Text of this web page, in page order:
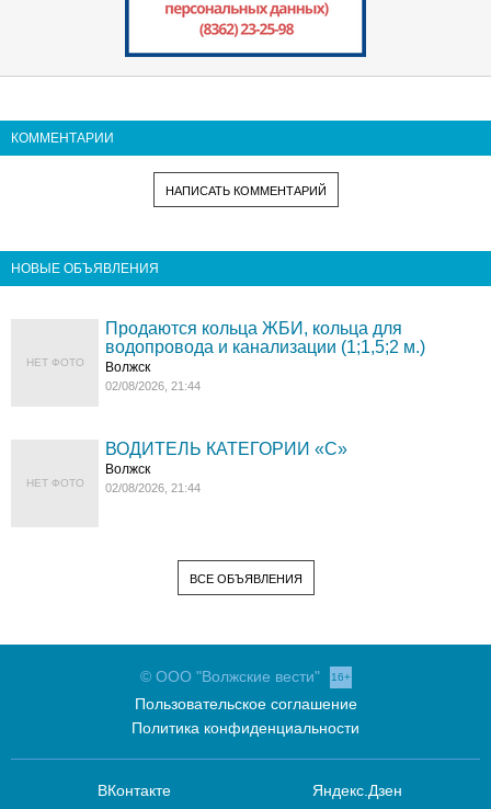
КОММЕНТАРИИ
НАПИСАТЬ КОММЕНТАРИЙ
НОВЫЕ ОБЪЯВЛЕНИЯ
НЕТ ФОТО
Продаются кольца ЖБИ, кольца для
водопровода и канализации (1;1,5;2 м.)
Волжск
02/08/2026, 21:44
НЕТ ФОТО
ВОДИТЕЛЬ КАТЕГОРИИ «C»
Волжск
02/08/2026, 21:44
ВСЕ ОБЪЯВЛЕНИЯ
© ООО "Волжские вести" 16+
Пользовательское соглашение
Политика конфиденциальности
ВКонтакте Яндекс.Дзен